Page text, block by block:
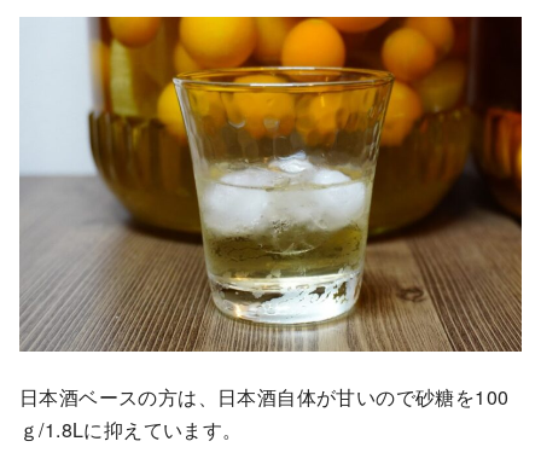
日本酒ベースの方は、日本酒自体が甘いので砂糖を100
ｇ/1.8Lに抑えています。